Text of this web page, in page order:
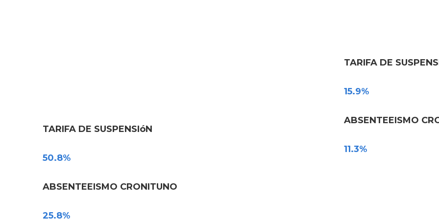
TARIFA DE SUSPENSIóN
50.8%
ABSENTEEISMO CRONITUNO
25.8%
TARIFA DE
15.9%
ABSENTEEISMO
11.3%